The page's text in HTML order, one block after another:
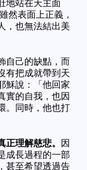
地站在天主面
然表面上正義，
，也無法結出美
自己的缺點，而
有把成就帶到天
穌說：「他回家
實的自我，也因
。同時，他也打
理解慈悲。
因
成長過程的一部
甚至希望透過告